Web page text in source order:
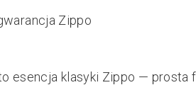
Zippo
esencja klasyki Zippo — prosta